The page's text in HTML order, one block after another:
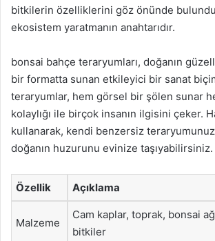
bitkilerin özelliklerini göz önünde
ekosistem yaratmanın anahtarıdır.
bonsai bahçe teraryumları, doğanın
bir formatta sunan etkileyici bir sanat
teraryumlar, hem görsel bir şölen sunar
kolaylığı ile birçok insanın ilgisini çeker.
kullanarak, kendi benzersiz
doğanın huzurunu evinize taşıyabilirsiniz.
Özellik Açıklama
Malzeme
Cam kaplar, toprak, bonsai
bitkiler